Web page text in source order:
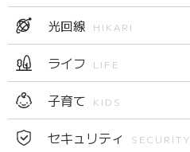
光回線 HIKARI
ライフ LIFE
子育て KIDS
セキュリティ SECURITY